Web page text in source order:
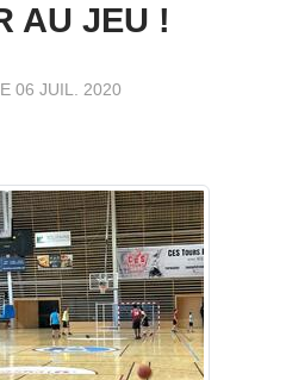
AU JEU !
06 JUIL. 2020